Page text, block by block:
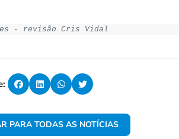
- revisão Cris Vidal
PARA TODAS AS NOTÍCIAS